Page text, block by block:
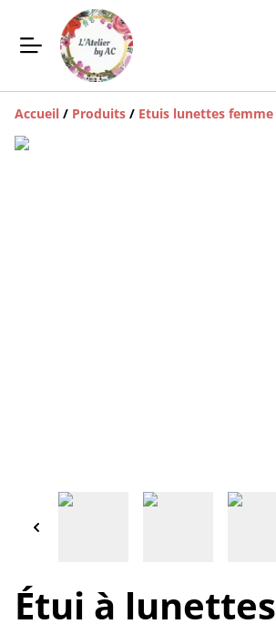
Accueil / Produits / Etuis lunettes femme
Étui à lunettes